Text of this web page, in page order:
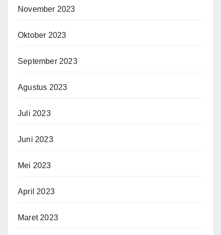
November 2023
Oktober 2023
September 2023
Agustus 2023
Juli 2023
Juni 2023
Mei 2023
April 2023
Maret 2023